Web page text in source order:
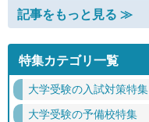
記事をもっと見る ≫
特集カテゴリ一覧
大学受験の入試対策特集
大学受験の予備校特集